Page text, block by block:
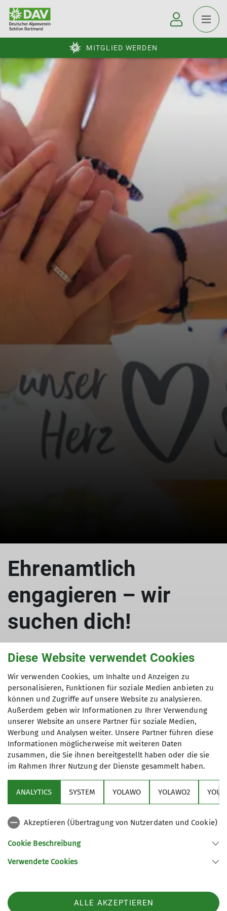
MITGLIED WERDEN
Ehrenamtlich
engagieren – wir
suchen dich!
Archiv Ehrenamt News
Unsere Sektion lebt vom Ehrenamt – und wir
freuen uns über alle, die Lust haben, sich
einzubringen!
Aktuell suchen wir engagierte Menschen für
folgende Aufgaben:
Stellvertretende*r Vorsitzende*r
Referent*in IT
Referent*in Vorträge sowie
Referent*in Sponsoring.
zu engagieren oder mehr über die Aufgaben
Diese Website verwendet Cookies
Wir verwenden Cookies, um Inhalte und Anzeigen zu
personalisieren, Funktionen für soziale Medien anbieten zu
können und Zugriffe auf unsere Website zu analysieren.
Außerdem geben wir Informationen zu Ihrer Verwendung
unserer Website an unsere Partner für soziale Medien,
Werbung und Analysen weiter. Unsere Partner führen diese
Informationen möglicherweise mit weiteren Daten
zusammen, die Sie ihnen bereitgestellt haben oder die sie
im Rahmen Ihrer Nutzung der Dienste gesammelt haben.
ANALYTICS SYSTEM YOLAWO YOLAWO2
Akzeptieren (Übertragung von Nutzerdaten und Cookie)
Cookie Beschreibung
Verwendete Cookies
ALLE AKZEPTIEREN